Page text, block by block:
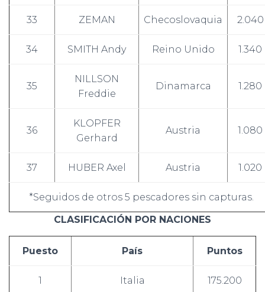
33 ZEMAN Checoslovaquia 2.040
34 SMITH Andy Reino Unido 1.340
35
NILLSON
Freddie
Dinamarca 1.280
36
KLOPFER
Gerhard
Austria 1.080
37 HUBER Axel Austria 1.020
*Seguidos de otros 5 pescadores sin capturas.
CLASIFICACIÓN POR NACIONES
Puesto País Puntos
1 Italia 175.200